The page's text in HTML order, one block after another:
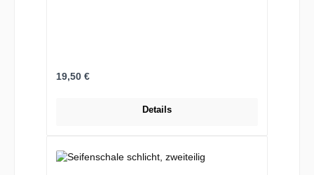
Regulärer Preis:
19,50 €
Details